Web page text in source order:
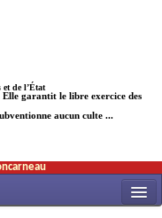
et de l’État
garantit le libre exercice des
aucun culte ...